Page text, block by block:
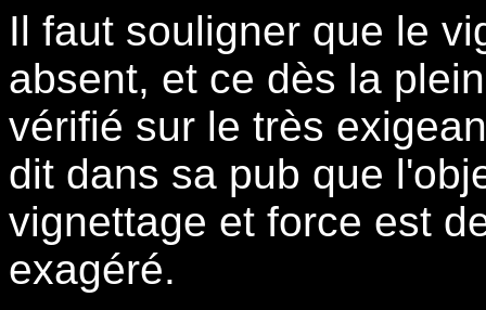
Il faut souligner que le
absent, et ce dès la
vérifié sur le très
dit dans sa pub que
vignettage et force est
exagéré.